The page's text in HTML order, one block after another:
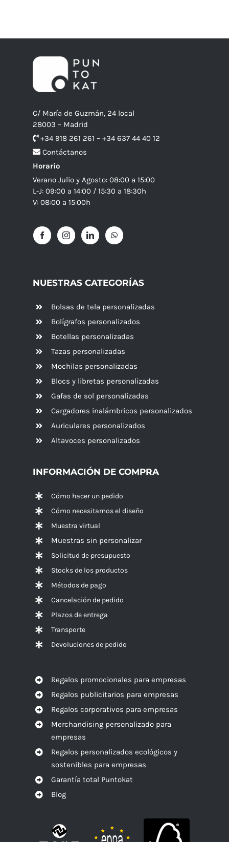
C/ María de Guzmán, 24 local
28003 – Madrid
+34 918 261 261 – +34 637 44 40 12
Contáctanos
Horario
Verano Julio y Agosto: 08:00 a 15:00
L-J: 09:00 a 14:00 / 15:30 a 18:30h
V: 08:00 a 15:00h
NUESTRAS CATEGORÍAS
Bolsas de tela personalizadas
Bolígrafos personalizados
Botellas personalizadas
Tazas personalizadas
Mochilas personalizadas
Blocs y libretas personalizadas
Gafas de sol personalizadas
Cargadores inalámbricos personalizados
Auriculares personalizados
Altavoces personalizados
INFORMACIÓN DE COMPRA
Cómo hacer un pedido
Cómo necesitamos el diseño
Muestra virtual
Muestras sin personalizar
Solicitud de presupuesto
Stocks de los productos
Métodos de pago
Cancelación de pedido
Plazos de entrega
Transporte
Devoluciones de pedido
Regalos promocionales para empresas
Regalos publicitarios para empresas
Regalos corporativos para empresas
Merchandising personalizado para
empresas
Regalos personalizados ecológicos y
sostenibles para empresas
Garantía total Puntokat
Blog